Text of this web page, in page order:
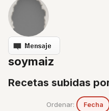
soymaiz
Recetas subidas
Ordenar: Fecha